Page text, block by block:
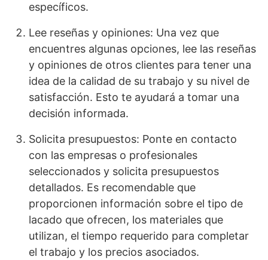
específicos.
Lee reseñas y opiniones: Una vez que
encuentres algunas opciones, lee las reseñas
y opiniones de otros clientes para tener una
idea de la calidad de su trabajo y su nivel de
satisfacción. Esto te ayudará a tomar una
decisión informada.
Solicita presupuestos: Ponte en contacto
con las empresas o profesionales
seleccionados y solicita presupuestos
detallados. Es recomendable que
proporcionen información sobre el tipo de
lacado que ofrecen, los materiales que
utilizan, el tiempo requerido para completar
el trabajo y los precios asociados.